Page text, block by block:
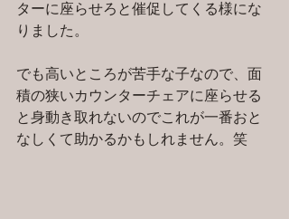
ターに座らせろと催促してくる様にな
りました。
でも高いところが苦手な子なので、面
積の狭いカウンターチェアに座らせる
と身動き取れないのでこれが一番おと
なしくて助かるかもしれません。笑